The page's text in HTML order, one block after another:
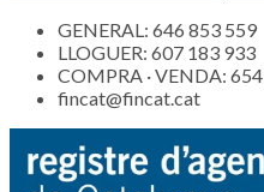
GENERAL: 646 853 559
LLOGUER: 607 183 933
COMPRA · VENDA:
fincat@fincat.cat